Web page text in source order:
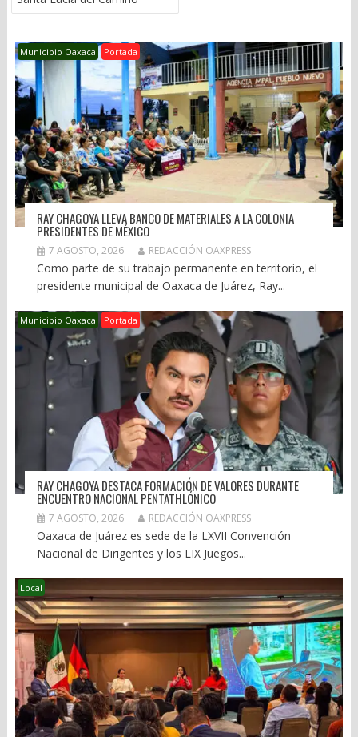
Municipio Oaxaca Portada
RAY CHAGOYA LLEVA BANCO DE MATERIALES A LA COLONIA
PRESIDENTES DE MÉXICO
7 AGOSTO, 2026 REDACCIÓN OAXPRESS
Como parte de su trabajo permanente en territorio, el
presidente municipal de Oaxaca de Juárez, Ray...
Municipio Oaxaca Portada
RAY CHAGOYA DESTACA FORMACIÓN DE VALORES DURANTE
ENCUENTRO NACIONAL PENTATHLÓNICO
7 AGOSTO, 2026 REDACCIÓN OAXPRESS
Oaxaca de Juárez es sede de la LXVII Convención
Nacional de Dirigentes y los LIX Juegos...
Local